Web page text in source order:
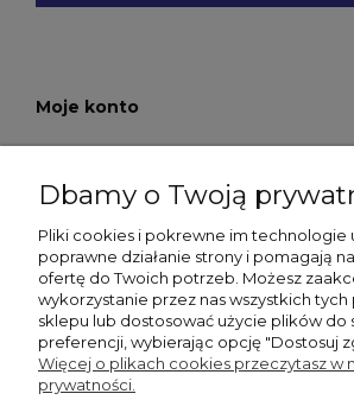
Moje konto
Informacje
O nas
Dbamy o Twoją
Pliki cookies i pokrewne im technologie
poprawne działanie strony i pomagają
ofertę do Twoich potrzeb. Możesz
wykorzystanie przez nas wszystkich
sklepu lub dostosować użycie plików do
preferencji, wybierając opcję "Dostosuj
Więcej o plikach cookies przeczytasz w
prywatności.